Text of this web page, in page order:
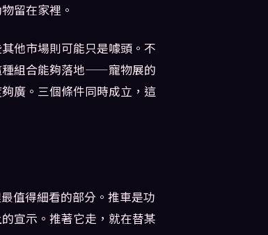
留在家裡。
他市場則可能只是噱頭。不
種組合能夠落地——寵物展的
廣。三個條件同時成立，這
值得細看的部分。推車是功
宣示。推著它走，就在替某